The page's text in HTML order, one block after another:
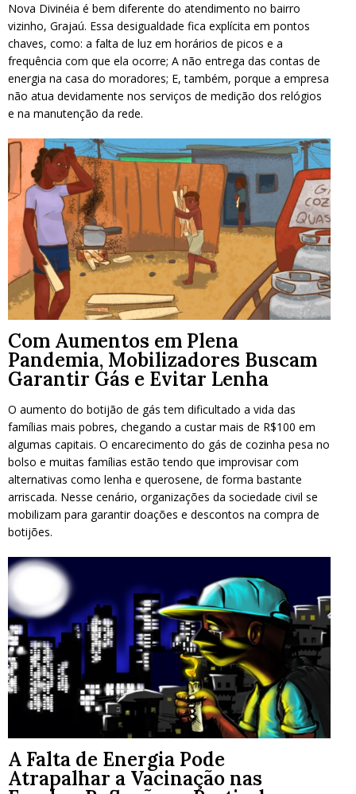
Nova Divinéia é bem diferente do atendimento no bairro
vizinho, Grajaú. Essa desigualdade fica explícita em pontos
chaves, como: a falta de luz em horários de picos e a
frequência com que ela ocorre; A não entrega das contas de
energia na casa do moradores; E, também, porque a empresa
não atua devidamente nos serviços de medição dos relógios
e na manutenção da rede.
Com Aumentos em Plena
Pandemia, Mobilizadores Buscam
Garantir Gás e Evitar Lenha
O aumento do botijão de gás tem dificultado a vida das
famílias mais pobres, chegando a custar mais de R$100 em
algumas capitais. O encarecimento do gás de cozinha pesa no
bolso e muitas famílias estão tendo que improvisar com
alternativas como lenha e querosene, de forma bastante
arriscada. Nesse cenário, organizações da sociedade civil se
mobilizam para garantir doações e descontos na compra de
botijões.
A Falta de Energia Pode
Atrapalhar a Vacinação nas